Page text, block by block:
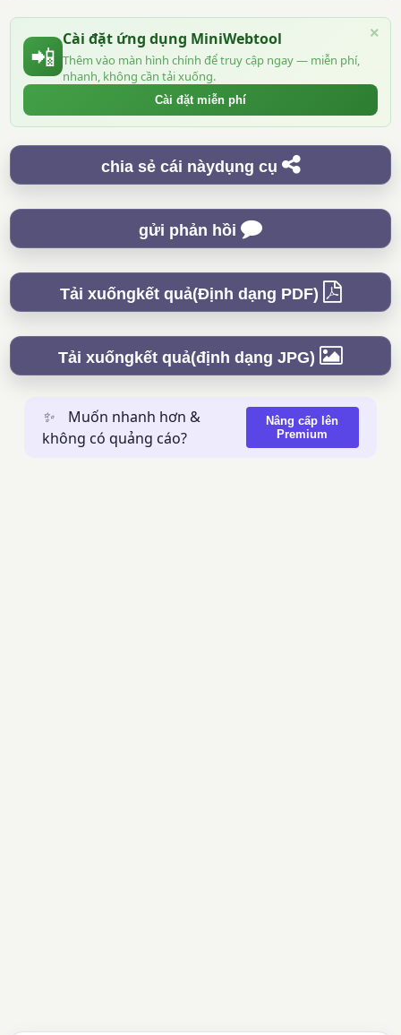
📲
Cài đặt ứng dụng MiniWebtool
Thêm vào màn hình chính để truy cập ngay — miễn phí,
nhanh, không cần tải xuống.
Cài đặt miễn phí
×
chia sẻ cái nàydụng cụ
gửi phản hồi
Tải xuốngkết quả(Định dạng PDF)
Tải xuốngkết quả(định dạng JPG)
✨
Muốn nhanh hơn &
không có quảng cáo?
Nâng cấp lên
Premium